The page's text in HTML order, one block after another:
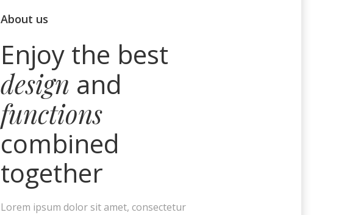
About us
Enjoy the best
design and
functions
combined
together
Lorem ipsum dolor sit amet, consectetur